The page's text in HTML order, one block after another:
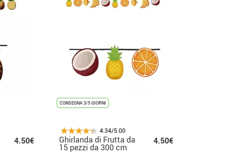
4.50€
CONSEGNA 3/5 GIORNI
4.34/5.00
Ghirlanda di Frutta da
15 pezzi da 300 cm
4.50€